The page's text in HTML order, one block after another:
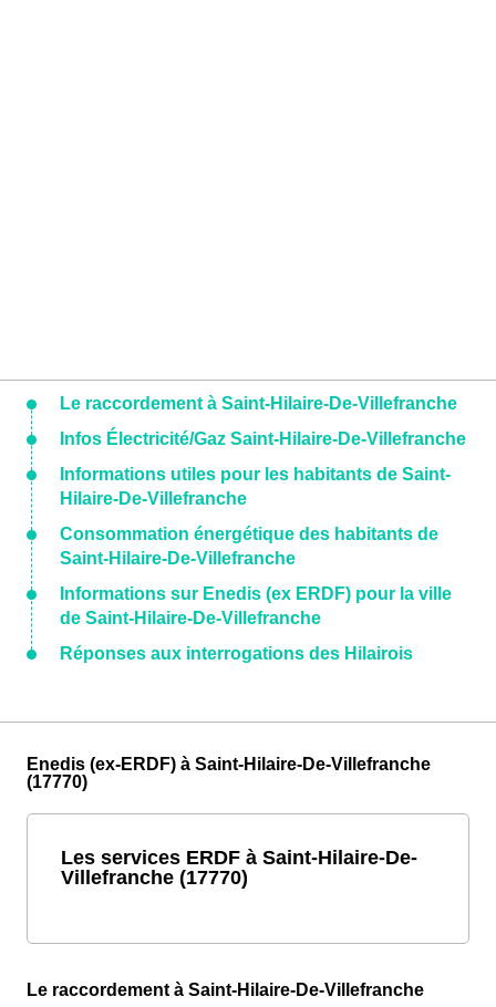
Le raccordement à Saint-Hilaire-De-Villefranche
Infos Électricité/Gaz Saint-Hilaire-De-Villefranche
Informations utiles pour les habitants de Saint-
Hilaire-De-Villefranche
Consommation énergétique des habitants de
Saint-Hilaire-De-Villefranche
Informations sur Enedis (ex ERDF) pour la ville
de Saint-Hilaire-De-Villefranche
Réponses aux interrogations des Hilairois
Enedis (ex-ERDF) à Saint-Hilaire-De-Villefranche
(17770)
Les services ERDF à Saint-Hilaire-De-
Villefranche (17770)
Le raccordement à Saint-Hilaire-De-Villefranche